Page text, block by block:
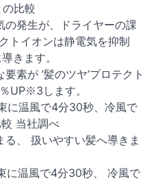
比較
発生が、ドライヤーの課
トイオンは静電気を抑制
きます。
素が ’髪のツヤ’プロテクト
UP※3します。
に温風で4分30秒、冷風で
当社調べ
、 扱いやすい髪へ導きま
に温風で4分30秒、 冷風で